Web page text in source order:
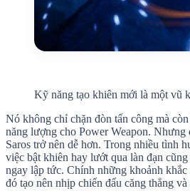
Kỹ năng tạo khiên mới là một vũ
Nó không chỉ chặn đòn tấn công mà
năng lượng cho Power Weapon. Nhưng
Saros trở nên dễ hơn. Trong nhiều tình
việc bật khiên hay lướt qua làn đạn
ngay lập tức. Chính những khoảnh
đó tạo nên nhịp chiến đấu căng thẳng và